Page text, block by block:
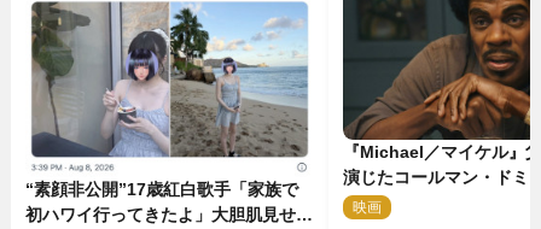
“素顔非公開”17歳紅白歌手「家族で
初ハワイ行ってきたよ」大胆肌見せシ
『Michael／マイケル』
演じたコールマン・ドミ
イクに2時間半かかって
映画